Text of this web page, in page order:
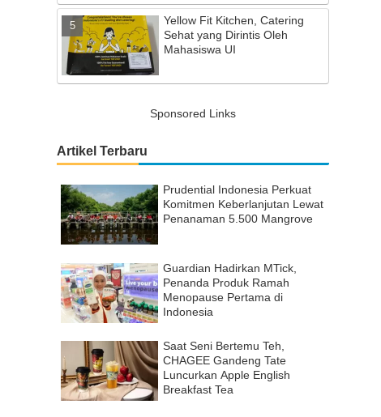
Yellow Fit Kitchen, Catering
Sehat yang Dirintis Oleh
Mahasiswa UI
Sponsored Links
Artikel Terbaru
Prudential Indonesia Perkuat
Komitmen Keberlanjutan Lewat
Penanaman 5.500 Mangrove
Guardian Hadirkan MTick,
Penanda Produk Ramah
Menopause Pertama di
Indonesia
Saat Seni Bertemu Teh,
CHAGEE Gandeng Tate
Luncurkan Apple English
Breakfast Tea